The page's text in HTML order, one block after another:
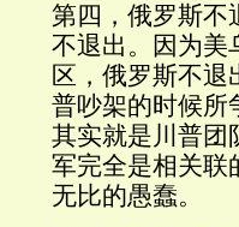
第四，俄罗斯不
不退出。因为美
区，俄罗斯不退
普吵架的时候所
其实就是川普团
军完全是相关联
无比的愚蠢。